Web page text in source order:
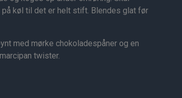
køl til det er helt stift. Blendes glat før
med mørke chokoladespåner og en
twister.